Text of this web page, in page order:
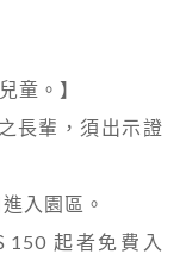
童。】
長輩，須出示證
入園區。
起者免費入